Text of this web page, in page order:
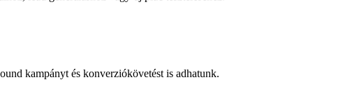
kampányt és konverziókövetést is adhatunk.